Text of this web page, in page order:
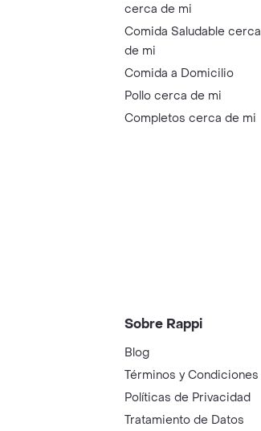
cerca de mi
Comida Saludable cerca
de mi
Comida a Domicilio
Pollo cerca de mi
Completos cerca de mi
Sobre Rappi
Blog
Términos y Condiciones
Políticas de Privacidad
Tratamiento de Datos